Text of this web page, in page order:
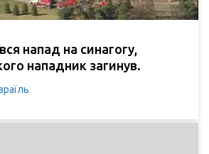
напад на синагогу,
нападник загинув.